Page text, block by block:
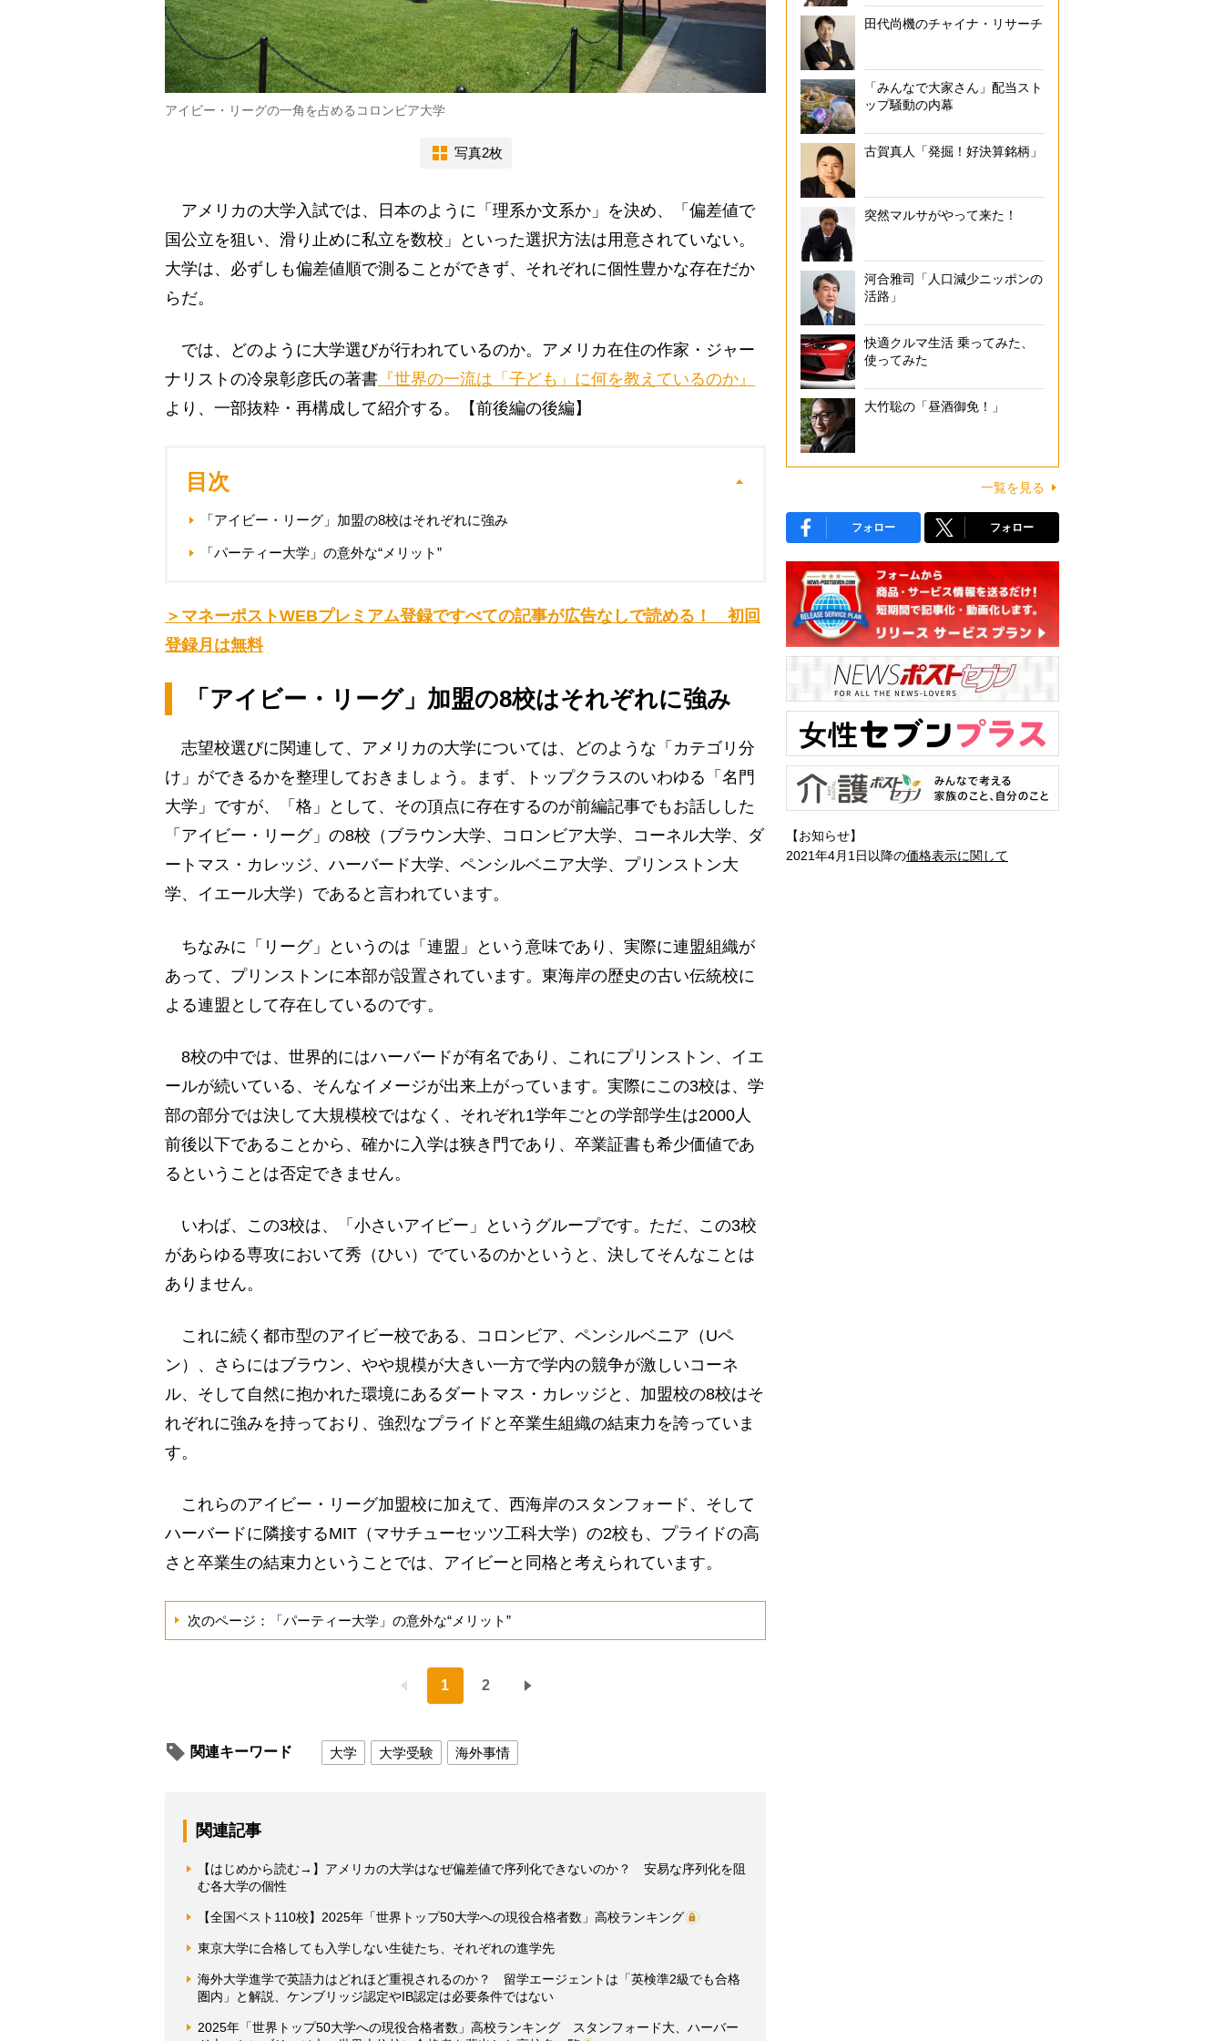
アイビー・リーグの一角を占めるコロンビア大学
写真2枚
アメリカの大学入試では、日本のように「理系か文系か」を決め、「偏差値で
国公立を狙い、滑り止めに私立を数校」といった選択方法は用意されていない。
大学は、必ずしも偏差値順で測ることができず、それぞれに個性豊かな存在だか
らだ。
では、どのように大学選びが行われているのか。アメリカ在住の作家・ジャー
ナリストの冷泉彰彦氏の著書 『世界の一流は「子ども」に何を教えているのか』
より、一部抜粋・再構成して紹介する。【前後編の後編】
目次
「アイビー・リーグ」加盟の8校はそれぞれに強み
「パーティー大学」の意外な“メリット”
＞マネーポストWEBプレミアム登録ですべての記事が広告なしで読める！ 初回
登録月は無料
「アイビー・リーグ」加盟の8校はそれぞれに強み
志望校選びに関連して、アメリカの大学については、どのような「カテゴリ分
け」ができるかを整理しておきましょう。まず、トップクラスのいわゆる「名門
大学」ですが、「格」として、その頂点に存在するのが前編記事でもお話しした
「アイビー・リーグ」の8校（ブラウン大学、コロンビア大学、コーネル大学、ダ
ートマス・カレッジ、ハーバード大学、ペンシルベニア大学、プリンストン大
学、イエール大学）であると言われています。
ちなみに「リーグ」というのは「連盟」という意味であり、実際に連盟組織が
あって、プリンストンに本部が設置されています。東海岸の歴史の古い伝統校に
よる連盟として存在しているのです。
8校の中では、世界的にはハーバードが有名であり、これにプリンストン、イエ
ールが続いている、そんなイメージが出来上がっています。実際にこの3校は、学
部の部分では決して大規模校ではなく、それぞれ1学年ごとの学部学生は2000人
前後以下であることから、確かに入学は狭き門であり、卒業証書も希少価値であ
るということは否定できません。
いわば、この3校は、「小さいアイビー」というグループです。ただ、この3校
があらゆる専攻において秀（ひい）でているのかというと、決してそんなことは
ありません。
これに続く都市型のアイビー校である、コロンビア、ペンシルベニア（Uペ
ン）、さらにはブラウン、やや規模が大きい一方で学内の競争が激しいコーネ
ル、そして自然に抱かれた環境にあるダートマス・カレッジと、加盟校の8校はそ
れぞれに強みを持っており、強烈なプライドと卒業生組織の結束力を誇っていま
す。
これらのアイビー・リーグ加盟校に加えて、西海岸のスタンフォード、そして
ハーバードに隣接するMIT（マサチューセッツ工科大学）の2校も、プライドの高
さと卒業生の結束力ということでは、アイビーと同格と考えられています。
次のページ：「パーティー大学」の意外な“メリット”
1 2
関連キーワード 大学 大学受験 海外事情
関連記事
【はじめから読む→】アメリカの大学はなぜ偏差値で序列化できないのか？ 安易な序列化を阻
む各大学の個性
【全国ベスト110校】2025年「世界トップ50大学への現役合格者数」高校ランキング
東京大学に合格しても入学しない生徒たち、それぞれの進学先
海外大学進学で英語力はどれほど重視されるのか？ 留学エージェントは「英検準2級でも合格
圏内」と解説、ケンブリッジ認定やIB認定は必要条件ではない
2025年「世界トップ50大学への現役合格者数」高校ランキング スタンフォード大、ハーバー
田代尚機のチャイナ・リサーチ
「みんなで大家さん」配当スト
ップ騒動の内幕
古賀真人「発掘！好決算銘柄」
突然マルサがやって来た！
河合雅司「人口減少ニッポンの
活路」
快適クルマ生活 乗ってみた、
使ってみた
大竹聡の「昼酒御免！」
一覧を見る
フォロー フォロー
【お知らせ】
2021年4月1日以降の価格表示に関して